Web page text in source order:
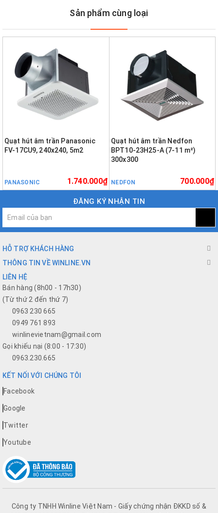
Sản phẩm cùng loại
Quạt hút âm trần Panasonic
FV-17CU9, 240x240, 5m2
PANASONIC 1.740.000₫
Quạt hút âm trần Nedfon
BPT10-23H25-A (7-11 m²)
300x300
NEDFON 700.000₫
ĐĂNG KÝ NHẬN TIN
HỖ TRỢ KHÁCH HÀNG
THÔNG TIN VỀ WINLINE.VN
LIÊN HỆ
Bán hàng (8h00 - 17h30)
(Từ thứ 2 đến thứ 7)
0963 230 665
0949 761 893
winlinevietnam@gmail.com
Gọi khiếu nại (8:00 - 17:30)
0963.230.665
KẾT NỐI VỚI CHÚNG TÔI
Facebook
Google
Twitter
Youtube
Công ty TNHH Winline Việt Nam - Giấy chứng nhận ĐKKD số &